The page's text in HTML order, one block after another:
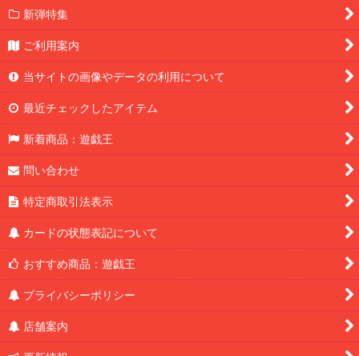
新弾特集
ご利用案内
当サイトの画像やデータの利用について
最近チェックしたアイテム
新着商品：遊戯王
問い合わせ
特定商取引法表示
カードの状態表記について
おすすめ商品：遊戯王
プライバシーポリシー
店舗案内